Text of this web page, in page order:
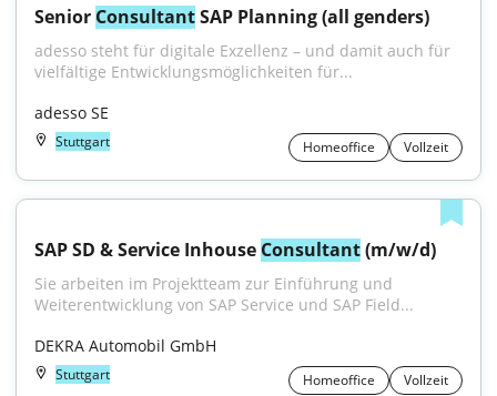
Senior Consultant SAP Planning (all genders)
adesso steht für digitale Exzellenz – und damit auch für
vielfältige Entwicklungsmöglichkeiten für...
adesso SE
Stuttgart Homeoffice Vollzeit
SAP SD & Service Inhouse Consultant (m/w/d)
Sie arbeiten im Projektteam zur Einführung und
Weiterentwicklung von SAP Service und SAP Field...
DEKRA Automobil GmbH
Stuttgart Homeoffice Vollzeit